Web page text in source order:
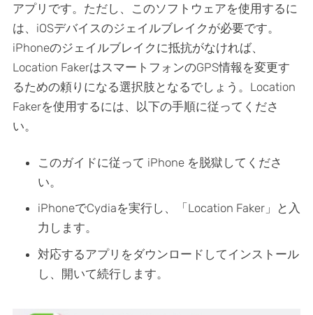
アプリです。ただし、このソフトウェアを使用するに
は、iOSデバイスのジェイルブレイクが必要です。
iPhoneのジェイルブレイクに抵抗がなければ、
Location FakerはスマートフォンのGPS情報を変更す
るための頼りになる選択肢となるでしょう。Location
Fakerを使用するには、以下の手順に従ってくださ
い。
このガイドに従って iPhone を脱獄してくださ
い。
iPhoneでCydiaを実行し、「Location Faker」と入
力します。
対応するアプリをダウンロードしてインストール
し、開いて続行します。